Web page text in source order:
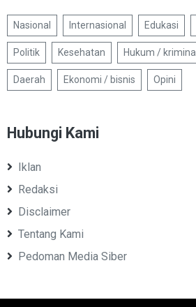
Nasional Internasional Edukasi
Politik Kesehatan Hukum / kriminal
Daerah Ekonomi / bisnis Opini
Hubungi Kami
Iklan
Redaksi
Disclaimer
Tentang Kami
Pedoman Media Siber